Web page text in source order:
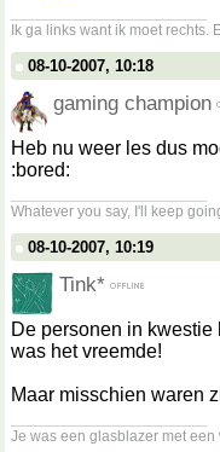
Ik ga links want ik moet
08-10-2007, 10:18
gaming champion
Heb nu weer les dus
:bored:
Whatever you say, I'll keep
08-10-2007, 10:19
Tink*
De personen in
was het vreemde!
Maar misschien waren
Je was een glasblazer met